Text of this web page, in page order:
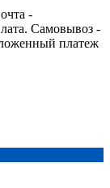
-
Самовывоз -
платеж